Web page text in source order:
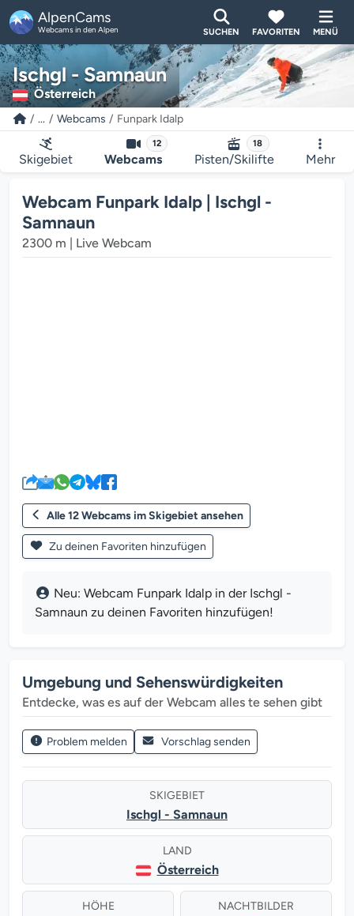
AlpenCams
Webcams in den Alpen SUCHEN FAVORITEN MENÜ
Ischgl - Samnaun
Österreich
... Webcams Funpark Idalp
Skigebiet
12
Webcams
18
Pisten/Skilifte Mehr
Webcam Funpark Idalp | Ischgl -
Samnaun
2300 m | Live Webcam
Alle 12 Webcams im Skigebiet ansehen
Zu deinen Favoriten hinzufügen
Neu: Webcam Funpark Idalp in der Ischgl -
Samnaun zu deinen Favoriten hinzufügen!
Umgebung und Sehenswürdigkeiten
Entdecke, was es auf der Webcam alles te sehen gibt
Problem melden Vorschlag senden
SKIGEBIET
Ischgl - Samnaun
LAND
Österreich
HÖHE NACHTBILDER